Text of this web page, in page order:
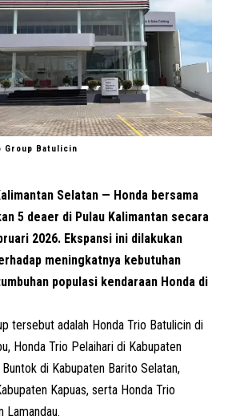
Group Batulicin
Selatan — Honda bersama
5 deaer di Pulau Kalimantan secara
2026. Ekspansi ini dilakukan
meningkatnya kebutuhan
populasi kendaraan Honda di
tersebut adalah Honda Trio Batulicin di
Honda Trio Pelaihari di Kabupaten
di Kabupaten Barito Selatan,
Kapuas, serta Honda Trio
Lamandau.